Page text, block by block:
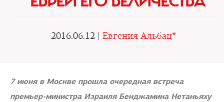
2016.06.12 | Евгения Альбац*
7 июня в Москве прошла очередная встреча
премьер-министра Израиля Бенджамина Нетаньяху